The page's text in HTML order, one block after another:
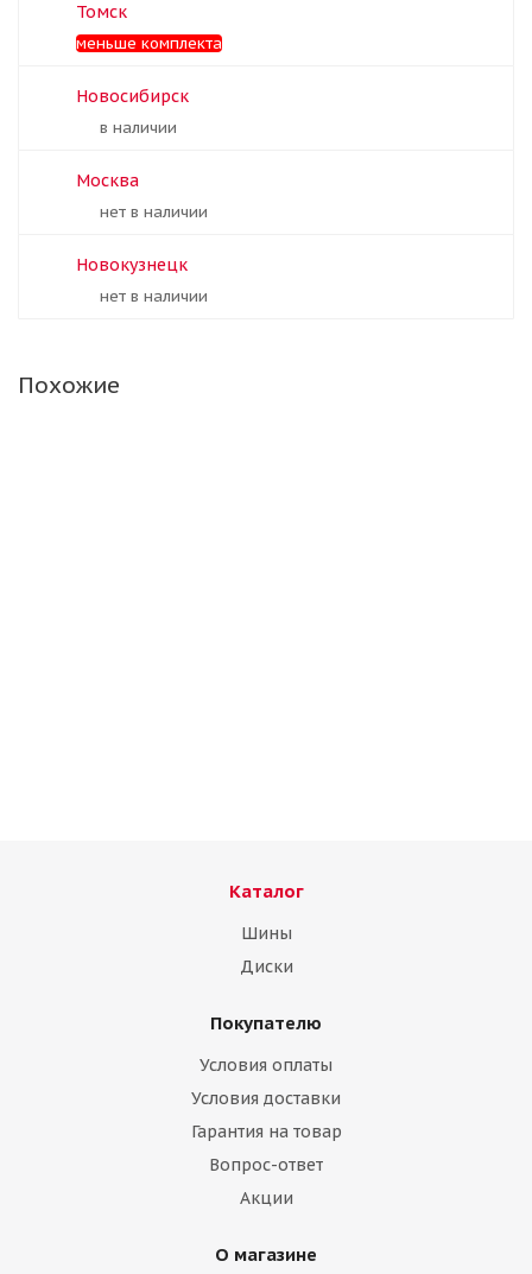
Томск
Меньше комплекта
Новосибирск
В наличии
Москва
Нет в наличии
Новокузнецк
Нет в наличии
Похожие
КШЗ 195/65/15 91Q Метель (K-205) Шипуемая
Каталог
Шины
Диски
Покупателю
Условия оплаты
Условия доставки
Гарантия на товар
Вопрос-ответ
Акции
О магазине